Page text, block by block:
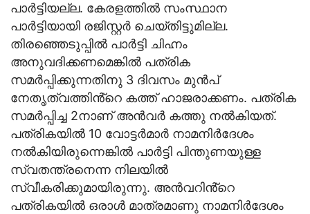
പാർട്ടിയല്ല. കേരളത്തിൽ സംസ്ഥാന
പാർട്ടിയായി രജിസ്റ്റർ ചെയ്തിട്ടുമില്ല.
തിരഞ്ഞെടുപ്പിൽ പാർട്ടി ചിഹ്നം
അനുവദിക്കണമെങ്കിൽ പത്രിക
സമർപ്പിക്കുന്നതിനു 3 ദിവസം മുൻപ്
നേതൃത്വത്തിൻ്റെ കത്ത് ഹാജരാക്കണം. പത്രിക
സമർപ്പിച്ച 2നാണ് അൻവർ കത്തു നൽകിയത്.
പത്രികയിൽ 10 വോട്ടർമാർ നാമനിർദേശം
നൽകിയിരുന്നെങ്കിൽ പാർട്ടി പിന്തുണയുള്ള
സ്വതന്ത്രനെന്ന നിലയിൽ
സ്വീകരിക്കുമായിരുന്നു. അൻവറിൻ്റെ
പത്രികയിൽ ഒരാൾ മാത്രമാണു നാമനിർദേശം